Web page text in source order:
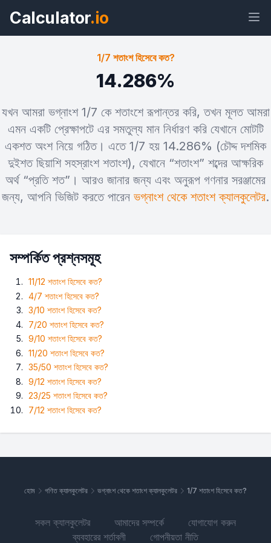
Calculator.io
প্রিভিউ 1/7 শতাংশ হিসেবে কত? উইজেট
1/7 শতাংশ হিসেবে কত?
14.286%
যখন আমরা ভগ্নাংশ 1/7 কে শতাংশে রূপান্তর করি, তখন মূলত আমরা
এমন একটি প্রেক্ষাপটে এর সমতুল্য মান নির্ধারণ করি যেখানে মোটটি
একশত অংশ নিয়ে গঠিত। এতে 1/7 হয় 14.286% (চৌদ্দ দশমিক
দুইশত ছিয়াশি সহস্রাংশ শতাংশ), যেখানে “শতাংশ” শব্দের আক্ষরিক
অর্থ “প্রতি শত”। আরও জানার জন্য এবং অনুরূপ গণনার সরঞ্জামের
জন্য, আপনি ভিজিট করতে পারেন ভগ্নাংশ থেকে শতাংশ ক্যালকুলেটর.
সম্পর্কিত প্রশ্নসমূহ
11/12 শতাংশ হিসেবে কত?
4/7 শতাংশ হিসেবে কত?
3/10 শতাংশ হিসেবে কত?
7/20 শতাংশ হিসেবে কত?
9/10 শতাংশ হিসেবে কত?
11/20 শতাংশ হিসেবে কত?
35/50 শতাংশ হিসেবে কত?
9/12 শতাংশ হিসেবে কত?
23/25 শতাংশ হিসেবে কত?
7/12 শতাংশ হিসেবে কত?
হোম গণিত ক্যালকুলেটর ভগ্নাংশ থেকে শতাংশ ক্যালকুলেটর 1/7 শতাংশ হিসেবে কত?
সকল ক্যালকুলেটর আমাদের সম্পর্কে
যোগাযোগ করুন
ব্যবহারের শর্তাবলী
গোপনীয়তা নীতি